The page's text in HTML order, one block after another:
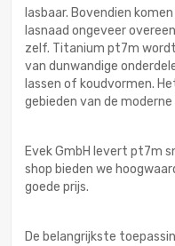
lasbaar. Bovendien
lasnaad ongeveer
zelf. Titanium pt7m
van dunwandige
lassen of koudvormen.
gebieden van de
Evek GmbH levert pt7m
shop bieden we
goede prijs.
De belangrijkste